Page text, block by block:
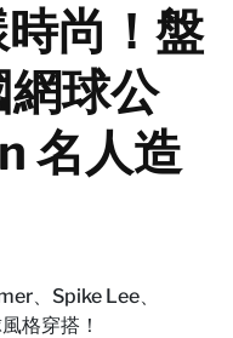
尚！盤
球公
名人造
、Spike Lee、
格穿搭！